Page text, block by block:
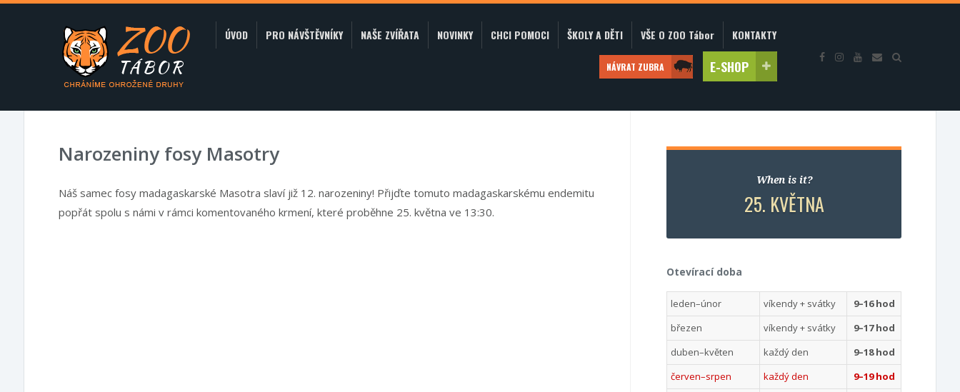
ÚVOD PRO NÁVŠTĚVNÍKY NAŠE ZVÍŘATA NOVINKY CHCI POMOCI ŠKOLY A DĚTI VŠE O ZOO Tábor KONTAKTY
NÁVRAT ZUBRA E-SHOP
Narozeniny fosy Masotry
Náš samec fosy madagaskarské Masotra slaví již 12. narozeniny! Přijďte tomuto madagaskarskému endemitu
popřát spolu s námi v rámci komentovaného krmení, které proběhne 25. května ve 13:30.
When is it?
25. KVĚTNA
Otevírací doba
leden–únor víkendy + svátky
9–16 hod
březen
víkendy + svátky
9–17 hod
duben–květen
každý den
9–18 hod
červen–srpen
každý den
9–19 hod